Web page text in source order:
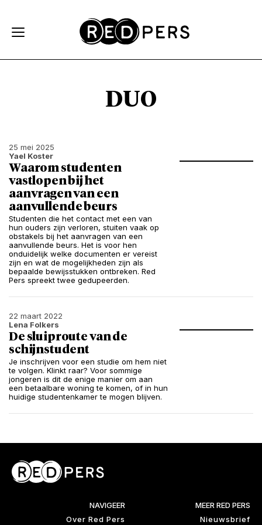
DUO
25 mei 2025
Yael Koster
Waarom studenten
vastlopen bij het
aanvragen van een
aanvullende beurs
Studenten die het contact met een van
hun ouders zijn verloren, stuiten vaak op
obstakels bij het aanvragen van een
aanvullende beurs. Het is voor hen
onduidelijk welke documenten er vereist
zijn en wat de mogelijkheden zijn als
bepaalde bewijsstukken ontbreken. Red
Pers spreekt twee gedupeerden.
22 maart 2022
Lena Folkers
De sluiproute van de
schijnstudent
Je inschrijven voor een studie om hem niet
te volgen. Klinkt raar? Voor sommige
jongeren is dit de enige manier om aan
een betaalbare woning te komen, of in hun
huidige studentenkamer te mogen blijven.
NAVIGEER
Over Red Pers
MEER RED PERS
Nieuwsbrief